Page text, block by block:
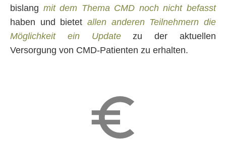
bislang mit dem Thema CMD noch nicht befasst
haben und bietet allen anderen Teilnehmern die
Möglichkeit ein Updatezu der aktuellen
Versorgung von CMD-Patienten zu erhalten.